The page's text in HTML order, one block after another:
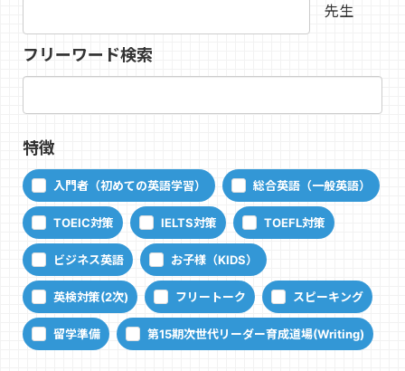
先生
フリーワード検索
特徴
入門者（初めての英語学習） 総合英語（一般英語）
TOEIC対策 IELTS対策 TOEFL対策
ビジネス英語 お子様（KIDS）
英検対策(2次) フリートーク スピーキング
留学準備 第15期次世代リーダー育成道場(Writing)